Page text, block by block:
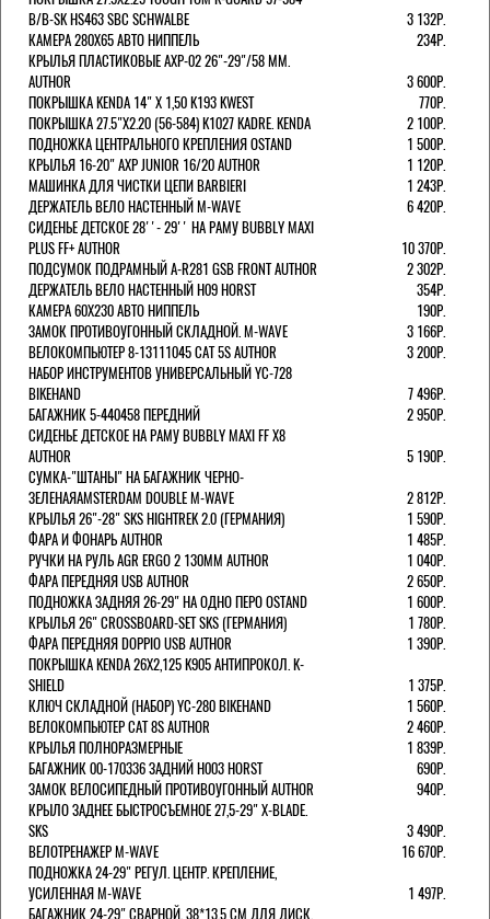
B/B-SK HS463 SBC SCHWALBE
3 132Р.
КАМЕРА 280Х65 АВТО НИППЕЛЬ
234Р.
КРЫЛЬЯ ПЛАСТИКОВЫЕ AXP-02 26"-29"/58 ММ.
AUTHOR
3 600Р.
ПОКРЫШКА KENDA 14" Х 1,50 K193 KWEST
770Р.
ПОКРЫШКА 27.5"Х2.20 (56-584) K1027 KADRE. KENDA
2 100Р.
ПОДНОЖКА ЦЕНТРАЛЬНОГО КРЕПЛЕНИЯ OSTAND
1 500Р.
КРЫЛЬЯ 16-20" AXP JUNIOR 16/20 AUTHOR
1 120Р.
МАШИНКА ДЛЯ ЧИСТКИ ЦЕПИ BARBIERI
1 243Р.
ДЕРЖАТЕЛЬ ВЕЛО НАСТЕННЫЙ M-WAVE
6 420Р.
СИДЕНЬЕ ДЕТСКОЕ 28''- 29'' НА РАМУ BUBBLY MAXI
PLUS FF+ AUTHOR
10 370Р.
ПОДСУМОК ПОДРАМНЫЙ A-R281 GSB FRONT AUTHOR
2 302Р.
ДЕРЖАТЕЛЬ ВЕЛО НАСТЕННЫЙ H09 HORST
354Р.
КАМЕРА 60X230 АВТО НИППЕЛЬ
190Р.
ЗАМОК ПРОТИВОУГОННЫЙ СКЛАДНОЙ. M-WAVE
3 166Р.
ВЕЛОКОМПЬЮТЕР 8-13111045 CAT 5S AUTHOR
3 200Р.
НАБОР ИНСТРУМЕНТОВ УНИВЕРСАЛЬНЫЙ YC-728
BIKEHAND
7 496Р.
БАГАЖНИК 5-440458 ПЕРЕДНИЙ
2 950Р.
СИДЕНЬЕ ДЕТСКОЕ НА РАМУ BUBBLY MAXI FF X8
AUTHOR
5 190Р.
СУМКА-"ШТАНЫ" НА БАГАЖНИК ЧЕРНО-
ЗЕЛЕНАЯAMSTERDAM DOUBLE M-WAVE
2 812Р.
КРЫЛЬЯ 26"-28" SKS HIGHTREK 2.0 (ГЕРМАНИЯ)
1 590Р.
ФАРА И ФОНАРЬ AUTHOR
1 485Р.
РУЧКИ НА РУЛЬ AGR ERGO 2 130ММ AUTHOR
1 040Р.
ФАРА ПЕРЕДНЯЯ USB AUTHOR
2 650Р.
ПОДНОЖКА ЗАДНЯЯ 26-29" НА ОДНО ПЕРО OSTAND
1 600Р.
КРЫЛЬЯ 26" CROSSBOARD-SET SKS (ГЕРМАНИЯ)
1 780Р.
ФАРА ПЕРЕДНЯЯ DOPPIO USB AUTHOR
1 390Р.
ПОКРЫШКА KENDA 26Х2,125 K905 АНТИПРОКОЛ. K-
SHIELD
1 375Р.
КЛЮЧ СКЛАДНОЙ (НАБОР) YC-280 BIKEHAND
1 560Р.
ВЕЛОКОМПЬЮТЕР CAT 8S AUTHOR
2 460Р.
КРЫЛЬЯ ПОЛНОРАЗМЕРНЫЕ
1 839Р.
БАГАЖНИК 00-170336 ЗАДНИЙ H003 HORST
690Р.
ЗАМОК ВЕЛОСИПЕДНЫЙ ПРОТИВОУГОННЫЙ AUTHOR
940Р.
КРЫЛО ЗАДНЕЕ БЫСТРОСЪЕМНОЕ 27,5-29" X-BLADE.
SKS
3 490Р.
ВЕЛОТРЕНАЖЕР M-WAVE
16 670Р.
ПОДНОЖКА 24-29" РЕГУЛ. ЦЕНТР. КРЕПЛЕНИЕ,
УСИЛЕННАЯ M-WAVE
1 497Р.
БАГАЖНИК 24-29" СВАРНОЙ, 38*13,5 СМ ДЛЯ ДИСК.